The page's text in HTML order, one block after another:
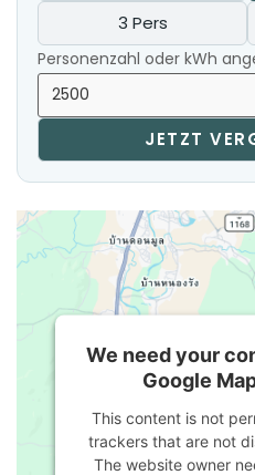
3 Pers
Personenzahl oder kWh
JETZT
We need your
Google
This content is not
trackers that are not
The website owner